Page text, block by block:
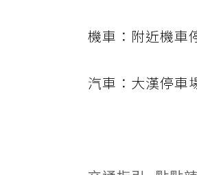
機車：附近機車
汽車：大漢停車